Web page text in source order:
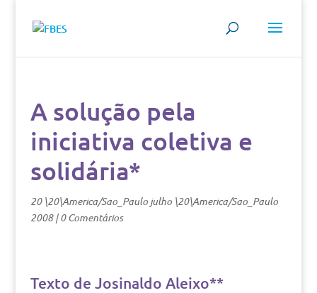
A solução pela
iniciativa coletiva e
solidária*
20 \20\America/Sao_Paulo julho \20\America/Sao_Paulo
2008|0 Comentários
Texto de Josinaldo Aleixo**